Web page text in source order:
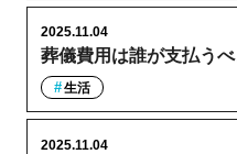
葬儀費用は誰が支払う
2025.11.04
生活
2025.11.04